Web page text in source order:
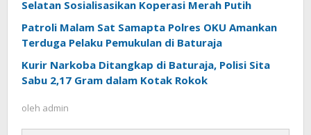
Selatan Sosialisasikan Koperasi Merah Putih
Patroli Malam Sat Samapta Polres OKU Amankan
Terduga Pelaku Pemukulan di Baturaja
Kurir Narkoba Ditangkap di Baturaja, Polisi Sita
Sabu 2,17 Gram dalam Kotak Rokok
oleh admin